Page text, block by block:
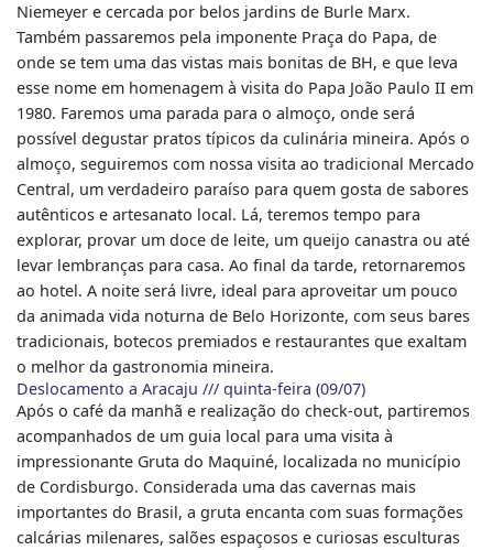
Niemeyer e cercada por belos jardins de Burle Marx.
Também passaremos pela imponente Praça do Papa, de
onde se tem uma das vistas mais bonitas de BH, e que leva
esse nome em homenagem à visita do Papa João Paulo II em
1980. Faremos uma parada para o almoço, onde será
possível degustar pratos típicos da culinária mineira. Após o
almoço, seguiremos com nossa visita ao tradicional Mercado
Central, um verdadeiro paraíso para quem gosta de sabores
autênticos e artesanato local. Lá, teremos tempo para
explorar, provar um doce de leite, um queijo canastra ou até
levar lembranças para casa. Ao final da tarde, retornaremos
ao hotel. A noite será livre, ideal para aproveitar um pouco
da animada vida noturna de Belo Horizonte, com seus bares
tradicionais, botecos premiados e restaurantes que exaltam
o melhor da gastronomia mineira.
Deslocamento a Aracaju /// quinta-feira (09/07)
Após o café da manhã e realização do check-out, partiremos
acompanhados de um guia local para uma visita à
impressionante Gruta do Maquiné, localizada no município
de Cordisburgo. Considerada uma das cavernas mais
importantes do Brasil, a gruta encanta com suas formações
calcárias milenares, salões espaçosos e curiosas esculturas